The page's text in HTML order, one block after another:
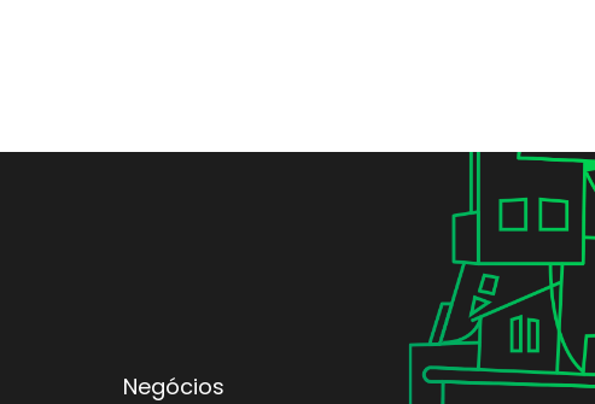
Negócios